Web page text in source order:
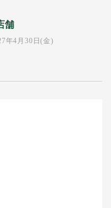
舗
年4月30日(金)